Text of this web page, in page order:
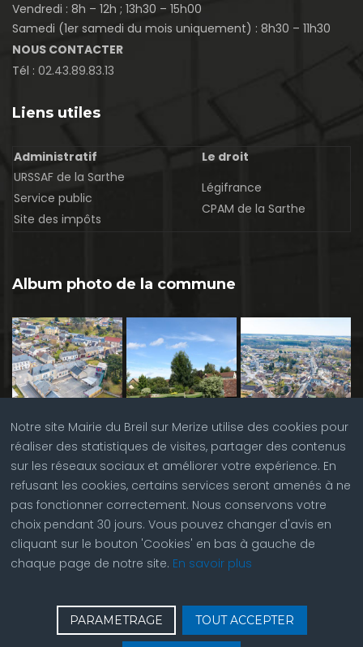
Vendredi : 8h – 12h ; 13h30 – 15h00
Samedi (1er samedi du mois uniquement) : 8h30 – 11h30
NOUS CONTACTER
Tél : 02.43.89.83.13
Notre site Mairie du Breil sur Merize utilise des cookies pour
réaliser des statistiques de visites, partager des contenus
sur les réseaux sociaux et améliorer votre expérience. En
refusant les cookies, certains services seront amenés à ne
pas fonctionner correctement. Nous conservons votre
choix pendant 30 jours. Vous pouvez changer d'avis en
cliquant sur le bouton 'Cookies' en bas à gauche de
chaque page de notre site. En savoir plus
PARAMETRAGE TOUT ACCEPTER
Liens utiles
Administratif
Le droit
URSSAF de la Sarthe
Service public
Site des impôts
Légifrance
CPAM de la Sarthe
Album photo de la commune
Contactez nous | © Copyright 2023 |Plan du site|
Réalisation du site parABC Site Web| Seconnecter| Accès